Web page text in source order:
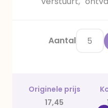
Aantal
Originele prijs
17,45